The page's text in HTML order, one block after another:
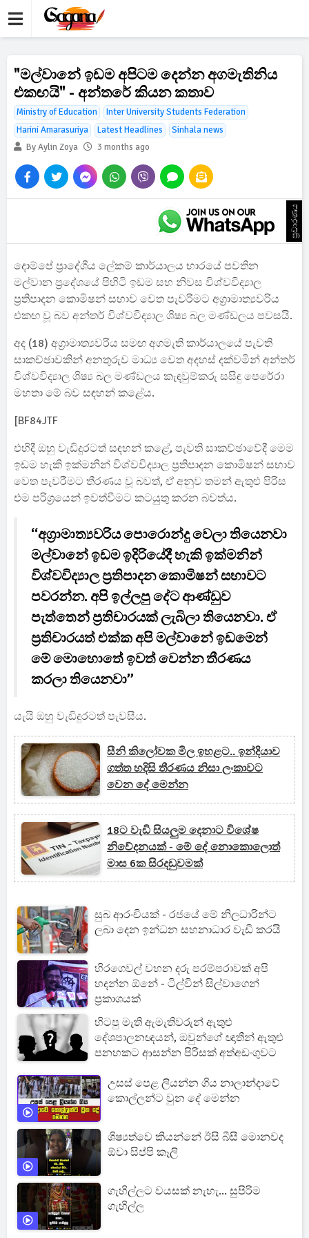
"මල්වානේ ඉඩම අපිටම දෙන්න අගමැතිනිය
එකඟයි" - අන්තරේ කියන කතාව
Ministry of Education
Inter University Students Federation
Harini Amarasuriya
Latest Headlines
Sinhala news
By Aylin Zoya
3 months ago
ප්‍රචාරණය
දොම්පේ ප්‍රාදේශීය ලේකම් කාර්යාලය භාරයේ පවතින
මල්වාන ප්‍රදේශයේ පිහිටි ඉඩම සහ නිවස විශ්වවිද්‍යාල
ප්‍රතිපාදන කොමිෂන් සභාව වෙත පැවරීමට අග්‍රාමාත්‍යවරිය
එකඟ වූ බව අන්තර් විශ්වවිද්‍යාල ශිෂ්‍ය බල මණ්ඩලය පවසයි.
අද (18) අග්‍රාමාත්‍යවරිය සමඟ අගමැති කාර්යාලයේ පැවති
සාකච්ඡාවකින් අනතුරුව මාධ්‍ය වෙත අදහස් දක්වමින් අන්තර්
විශ්වවිද්‍යාල ශිෂ්‍ය බල මණ්ඩලය කැඳවුම්කරු සසිඳු පෙරේරා
මහතා මේ බව සඳහන් කළේය.
[BF84JTF
එහිදී ඔහු වැඩිදුරටත් සඳහන් කළේ, පැවති සාකච්ඡාවේදී මෙම
ඉඩම හැකි ඉක්මනින් විශ්වවිද්‍යාල ප්‍රතිපාදන කොමිෂන් සභාව
වෙත පැවරීමට තීරණය වූ බවත්, ඒ අනුව තමන් ඇතුළු පිරිස
එම පරිශ්‍රයෙන් ඉවත්වීමට කටයුතු කරන බවත්ය.
“අග්‍රාමාත්‍යවරිය පොරොන්දු වෙලා තියෙනවා
මල්වානේ ඉඩම ඉදිරියේදී හැකි ඉක්මනින්
විශ්වවිද්‍යාල ප්‍රතිපාදන කොමිෂන් සභාවට
පවරන්න. අපි ඉල්ලපු දේට ආණ්ඩුව
පැත්තෙන් ප්‍රතිචාරයක් ලැබිලා තියෙනවා. ඒ
ප්‍රතිචාරයත් එක්ක අපි මල්වානේ ඉඩමෙන්
මේ මොහොතේ ඉවත් වෙන්න තීරණය
කරලා තියෙනවා”
යැයි ඔහු වැඩිදුරටත් පැවසීය.
සීනි කිලෝවක මිල ඉහළට.. ඉන්දියාව
ගත්ත හදිසි තීරණය නිසා ලංකාවට
වෙන දේ මෙන්න
18ට වැඩි සියලුම දෙනාට විශේෂ
නිවේදනයක් - මේ දේ නොකොලොත්
මාස 6ක සිරදඩුවමක්
සුබ ආරංචියක් - රජයේ මේ නිලධාරින්ට
ලබා දෙන ඉන්ධන සහනාධාර වැඩි කරයි
හිරගෙවල් වහන දරු පරම්පරාවක් අපි
හදන්න ඕනේ - ටිල්වින් සිල්වාගෙන්
ප්‍රකාශයක්
හිටපු මැති ඇමැතිවරුන් ඇතුළු
දේශපාලනඥයන්, ඔවුන්ගේ ඥාතීන් ඇතුළු
පනහකට ආසන්න පිරිසක් අත්අඩංගුවට
උසස් පෙළ ලියන්න ගිය නාලාන්දාවේ
කොල්ලන්ට වුන දේ මෙන්න
ශිෂ්‍යත්වෙ කියන්නේ ඊසි බීසී මොනවද
ඕවා සිප්පි කෑලි
ගැහිල්ලට වයසක් නැහැ... සුපිරිම
ගැහිල්ල